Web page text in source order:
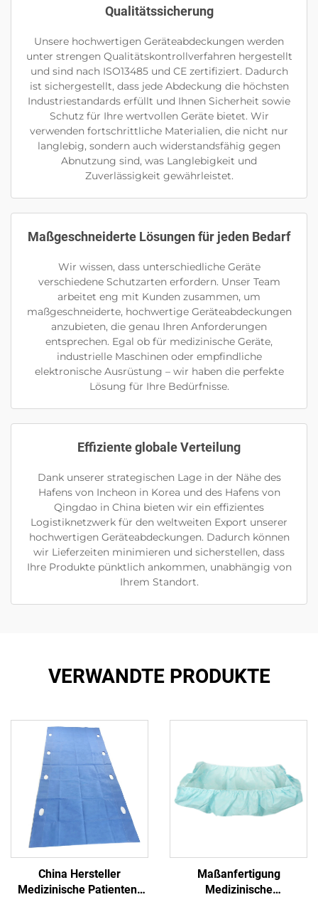
Qualitätssicherung
Unsere hochwertigen Geräteabdeckungen werden
unter strengen Qualitätskontrollverfahren hergestellt
und sind nach ISO13485 und CE zertifiziert. Dadurch
ist sichergestellt, dass jede Abdeckung die höchsten
Industriestandards erfüllt und Ihnen Sicherheit sowie
Schutz für Ihre wertvollen Geräte bietet. Wir
verwenden fortschrittliche Materialien, die nicht nur
langlebig, sondern auch widerstandsfähig gegen
Abnutzung sind, was Langlebigkeit und
Zuverlässigkeit gewährleistet.
Maßgeschneiderte Lösungen für jeden Bedarf
Wir wissen, dass unterschiedliche Geräte
verschiedene Schutzarten erfordern. Unser Team
arbeitet eng mit Kunden zusammen, um
maßgeschneiderte, hochwertige Geräteabdeckungen
anzubieten, die genau Ihren Anforderungen
entsprechen. Egal ob für medizinische Geräte,
industrielle Maschinen oder empfindliche
elektronische Ausrüstung – wir haben die perfekte
Lösung für Ihre Bedürfnisse.
Effiziente globale Verteilung
Dank unserer strategischen Lage in der Nähe des
Hafens von Incheon in Korea und des Hafens von
Qingdao in China bieten wir ein effizientes
Logistiknetzwerk für den weltweiten Export unserer
hochwertigen Geräteabdeckungen. Dadurch können
wir Lieferzeiten minimieren und sicherstellen, dass
Ihre Produkte pünktlich ankommen, unabhängig von
Ihrem Standort.
VERWANDTE PRODUKTE
China Hersteller
Medizinische Patienten-
Maßanfertigung
Medizinische